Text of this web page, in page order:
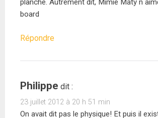
planche. Autrement dit, Mimie Maty n
board
Répondre
Philippe dit :
23 juillet 2012 à 20 h 51 min
On avait dit pas le physique! Et puis il